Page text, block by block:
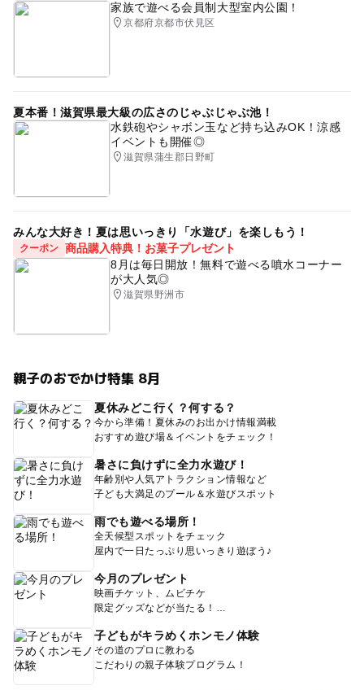
家族で遊べる会員制大型室内公園！
京都府京都市伏見区
夏本番！滋賀県最大級の広さのじゃぶじゃぶ池！
水鉄砲やシャボン玉など持ち込みOK！涼感
イベントも開催◎
滋賀県蒲生郡日野町
みんな大好き！夏は思いっきり「水遊び」を楽しもう！
クーポン 商品購入特典！お菓子プレゼント
8月は毎日開放！無料で遊べる噴水コーナー
が大人気◎
滋賀県野洲市
親子のおでかけ特集 8月
夏休みどこ行く？何する？
今から準備！夏休みのお出かけ情報満載
おすすめ遊び場＆イベントをチェック！
暑さに負けずに全力水遊び！
年齢別や人気アトラクション情報など
子ども大満足のプール＆水遊びスポット
雨でも遊べる場所！
全天候型スポットをチェック
屋内で一日たっぷり思いっきり遊ぼう♪
今月のプレゼント
映画チケット、ムビチケ
限定グッズなどが当たる！
子どもがキラめくホンモノ体験
その道のプロに教わる
こだわりの親子体験プログラム！